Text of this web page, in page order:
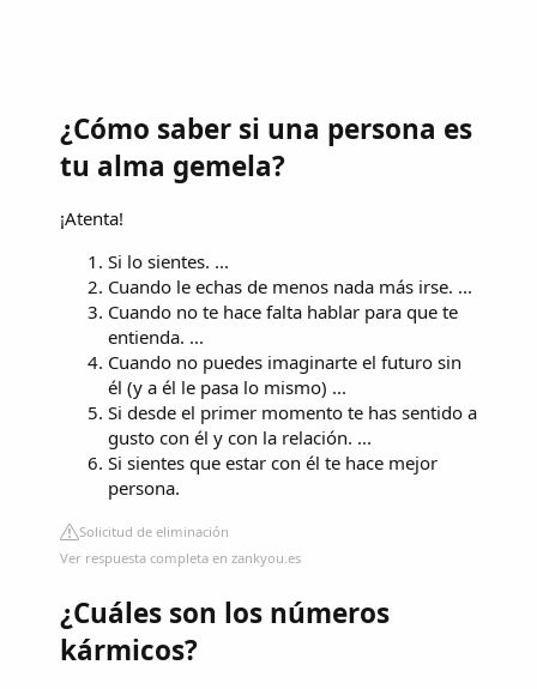
¿Cómo saber si una persona es
tu alma gemela?
¡Atenta!
Si lo sientes. ...
Cuando le echas de menos nada más irse. ...
Cuando no te hace falta hablar para que te
entienda. ...
Cuando no puedes imaginarte el futuro sin
él (y a él le pasa lo mismo) ...
Si desde el primer momento te has sentido a
gusto con él y con la relación. ...
Si sientes que estar con él te hace mejor
persona.
Solicitud de eliminación
Ver respuesta completa en zankyou.es
¿Cuáles son los números
kármicos?